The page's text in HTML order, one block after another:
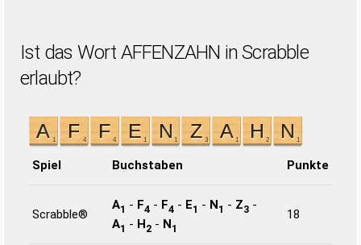
Ist das Wort AFFENZAHN in Scrabble
erlaubt?
Spiel Buchstaben Punkte
Scrabble®
A1 - F4 - F4 - E1 - N1 - Z3 -
A1 - H2 - N1
18